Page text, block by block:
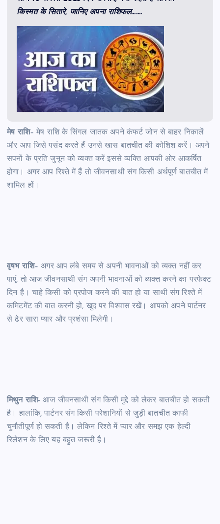
किस्मत के सितारे, जानिए अपना राशिफल…….
मेष राशि– मेष राशि के सिंगल जातक अपने कंफर्ट जोन से बाहर निकालें
और आप जिसे पसंद करते हैं उनसे खास बातचीत की कोशिश करें। अपने
सपनों के प्रति जुनून को व्यक्त करें इससे व्यक्ति आपकी ओर आकर्षित
होगा। अगर आप रिश्ते में हैं तो जीवनसाथी संग किसी अर्थपूर्ण बातचीत में
शामिल हों।
वृषभ राशि– अगर आप लंबे समय से अपनी भावनाओं को व्यक्त नहीं कर
पाएं, तो आज जीवनसाथी संग अपनी भावनाओं को व्यक्त करने का परफेक्ट
दिन है। चाहे किसी को प्रपोज करने की बात हो या साथी संग रिश्ते में
कमिटमेंट की बात करनी हो, खुद पर विश्वास रखें। आपको अपने पार्टनर
से ढेर सारा प्यार और प्रशंसा मिलेगी।
मिथुन राशि- आज जीवनसाथी संग किसी मुद्दे को लेकर बातचीत हो सकती
है। हालांकि, पार्टनर संग किसी परेशानियों से जुड़ी बातचीत काफी
चुनौतीपूर्ण हो सकती है। लेकिन रिश्ते में प्यार और समझ एक हेल्दी
रिलेशन के लिए यह बहुत जरूरी है।